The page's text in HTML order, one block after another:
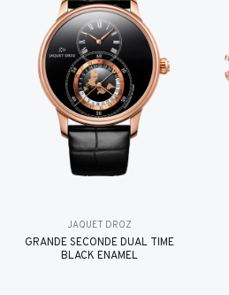
JAQUET DROZ
GRANDE SECONDE DUAL TIME
BLACK ENAMEL